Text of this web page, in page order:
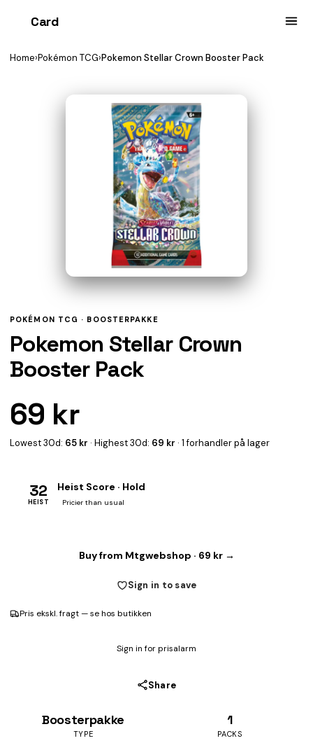
Card
Home›Pokémon TCG›Pokemon Stellar Crown Booster Pack
POKÉMON TCG · BOOSTERPAKKE
Pokemon Stellar Crown
Booster Pack
69 kr
Lowest 30d: 65 kr · Highest 30d: 69 kr · 1 forhandler på lager
32
HEIST
Heist Score · Hold
Pricier than usual
Buy from Mtgwebshop · 69 kr →
Sign in to save
Pris ekskl. fragt — se hos butikken
Sign in for prisalarm
Share
Boosterpakke
TYPE
1
PACKS